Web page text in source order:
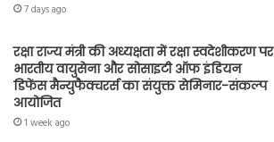
7 days ago
रक्षा राज्य मंत्री की अध्यक्षता में रक्षा स्वदेशीकरण पर
भारतीय वायुसेना और सोसाइटी ऑफ इंडियन
डिफेंस मैन्युफैक्चरर्स का संयुक्त सेमिनार-संकल्प
आयोजित
1 week ago